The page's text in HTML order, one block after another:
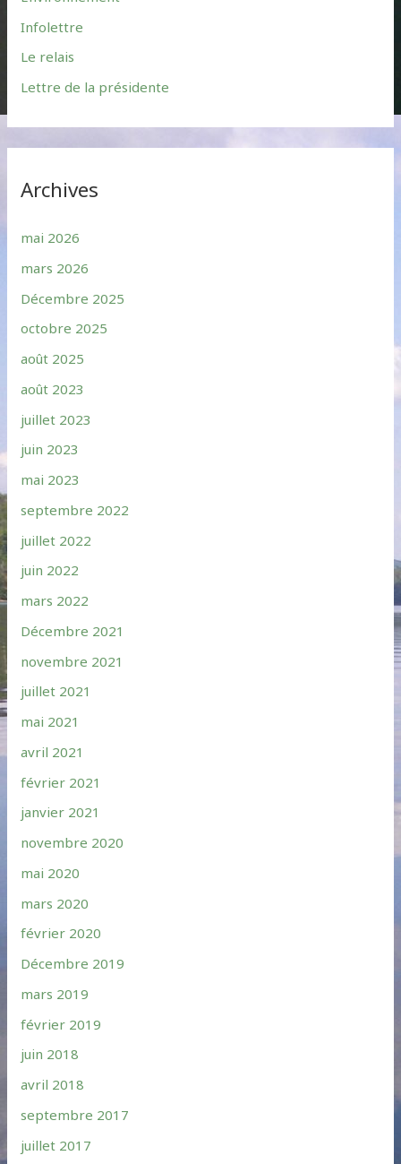
Infolettre
Le relais
Lettre de la présidente
Archives
mai 2026
mars 2026
Décembre 2025
octobre 2025
août 2025
août 2023
juillet 2023
juin 2023
mai 2023
septembre 2022
juillet 2022
juin 2022
mars 2022
Décembre 2021
novembre 2021
juillet 2021
mai 2021
avril 2021
février 2021
janvier 2021
novembre 2020
mai 2020
mars 2020
février 2020
Décembre 2019
mars 2019
février 2019
juin 2018
avril 2018
septembre 2017
juillet 2017